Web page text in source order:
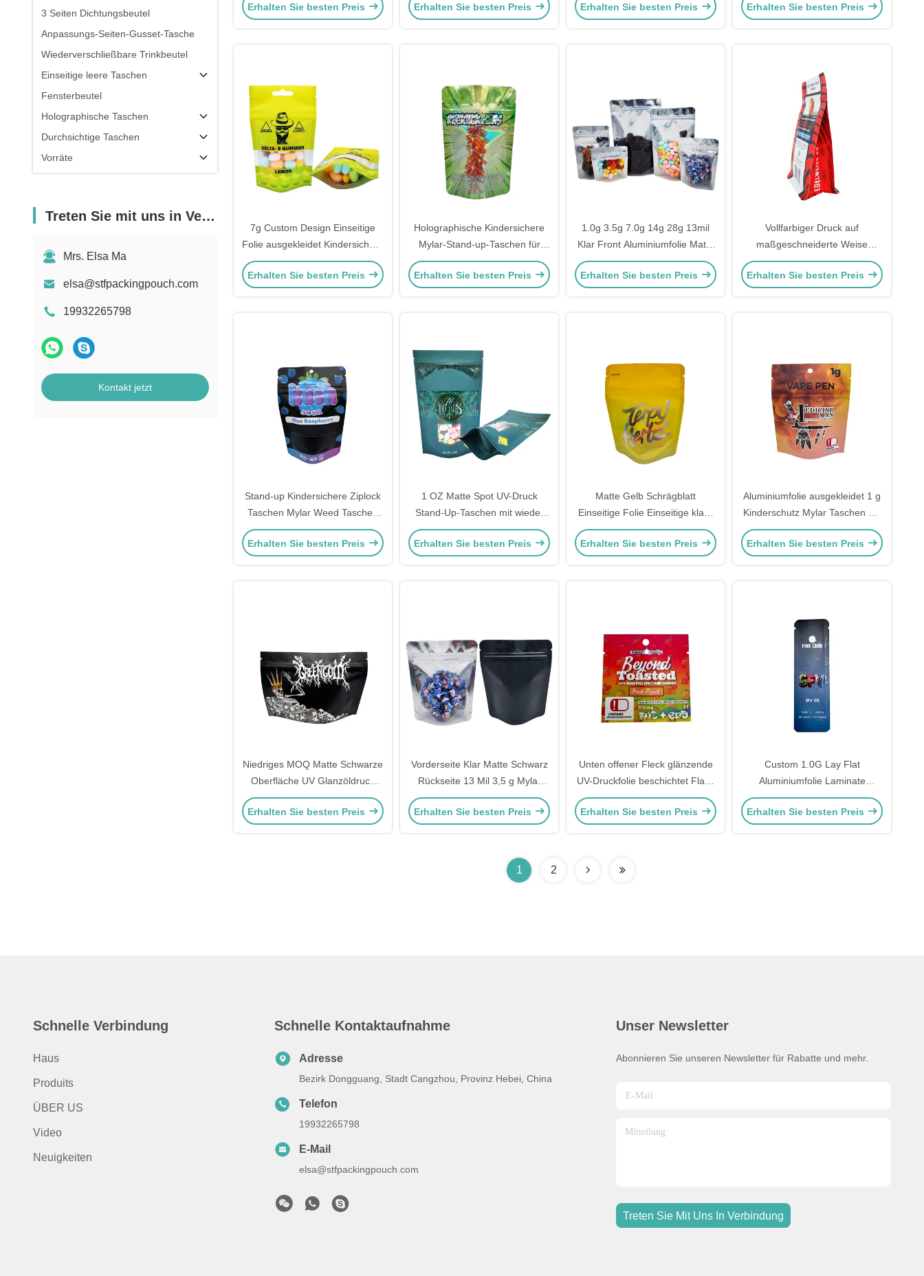
3 Seiten Dichtungsbeutel
Anpassungs-Seiten-Gusset-Tasche
Wiederverschließbare Trinkbeutel
Einseitige leere Taschen
Fensterbeutel
Holographische Taschen
Durchsichtige Taschen
Vorräte
Treten Sie mit uns in Verbindung
Mrs. Elsa Ma
elsa@stfpackingpouch.com
19932265798
Kontakt jetzt
verriegelbarem Reißverschluss
Erhalten Sie besten Preis
Holographische
Erhalten Sie besten Preis
Stand Up für Unkraut
Erhalten Sie besten Preis
Stehbeutel mit kindsicheren
Erhalten Sie besten Preis
7g Custom Design Einseitige
Folie ausgekleidet Kindersichere
Ziplock wieder verschließbare
Grasbeutel mit hängendem
Erhalten Sie besten Preis
Holographische Kindersichere
Mylar-Stand-up-Taschen für
Weed-Verpackungen
Erhalten Sie besten Preis
1.0g 3.5g 7.0g 14g 28g 13mil
Klar Front Aluminiumfolie Matte
Schwarz Rücken Steh auf
Geruchsschutz Taschen für
Erhalten Sie besten Preis
Vollfarbiger Druck auf
maßgeschneiderte Weise
Stand-Up-Quadratische
Unterseite Gusset-Taschen für
Erhalten Sie besten Preis
Stand-up Kindersichere Ziplock
Taschen Mylar Weed Taschen
mit Aluminiumfolie für 3,5
Gramm Weed Süßigkeiten
Erhalten Sie besten Preis
1 OZ Matte Spot UV-Druck
Stand-Up-Taschen mit wieder
verschließbarem Ziplock und
Fenster für Unkraut, Kräuter,
Erhalten Sie besten Preis
Matte Gelb Schrägblatt
Einseitige Folie Einseitige klare
Stehbeutel 3,5 G Weed mit
kindsicheren Reißverschluss
Erhalten Sie besten Preis
Aluminiumfolie ausgekleidet 1 g
Kinderschutz Mylar Taschen mit
Ziplock Matte Oberfläche
Erhalten Sie besten Preis
Niedriges MOQ Matte Schwarze
Oberfläche UV Glanzöldruck
Stand-up Mylar-Taschen für
Unkraut-Blumen-Süße
Erhalten Sie besten Preis
Vorderseite Klar Matte Schwarz
Rückseite 13 Mil 3,5 g Mylar
Ziplock Stehbeutel für Unkraut
Blume Süßigkeiten Snacks
Erhalten Sie besten Preis
Unten offener Fleck glänzende
UV-Druckfolie beschichtet Flach
1g Custom Mylar mit Hangloch
für Unkraut Kekse Süßigkeiten
Erhalten Sie besten Preis
Custom 1.0G Lay Flat
Aluminiumfolie Laminate
Custom Mylar Taschen mit
Tränenstrich für die Verpackung
Erhalten Sie besten Preis
1 2
Schnelle Verbindung
Haus
Produits
ÜBER US
Video
Neuigkeiten
Schnelle Kontaktaufnahme
Adresse
Bezirk Dongguang, Stadt Cangzhou, Provinz Hebei, China
Telefon
19932265798
E-Mail
elsa@stfpackingpouch.com
Unser Newsletter
Abonnieren Sie unseren Newsletter für Rabatte und mehr.
Treten Sie Mit Uns In Verbindung